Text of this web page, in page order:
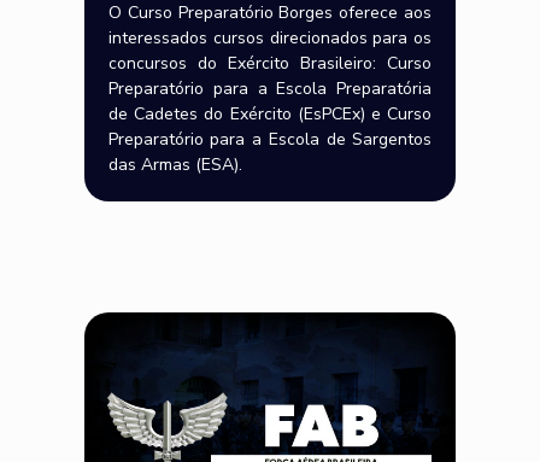
O Curso Preparatório Borges oferece aos
interessados cursos direcionados para os
concursos do Exército Brasileiro: Curso
Preparatório para a Escola Preparatória
de Cadetes do Exército (EsPCEx) e Curso
Preparatório para a Escola de Sargentos
das Armas (ESA).